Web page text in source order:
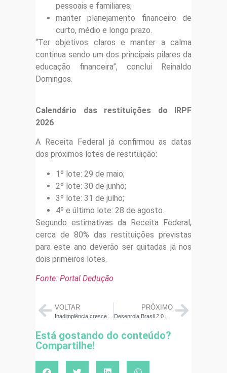
pessoais e familiares;
manter planejamento financeiro de
curto, médio e longo prazo.
“Ter objetivos claros e manter a calma
continua sendo um dos principais pilares da
educação financeira”, conclui Reinaldo
Domingos.
Calendário das restituições do IRPF
2026
A Receita Federal já confirmou as datas
dos próximos lotes de restituição:
1º lote: 29 de maio;
2º lote: 30 de junho;
3º lote: 31 de julho;
4º e último lote: 28 de agosto.
Segundo estimativas da Receita Federal,
cerca de 80% das restituições previstas
para este ano deverão ser quitadas já nos
dois primeiros lotes.
Fonte: Portal Dedução
VOLTAR
Inadimplência cresce em Minas Gerais e atinge 46,27% da população adulta
PRÓXIMO
Está gostando do conteúdo?
Compartilhe!